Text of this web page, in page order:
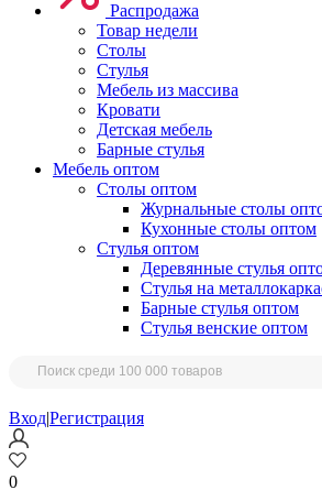
Распродажа
Товар недели
Столы
Стулья
Мебель из массива
Кровати
Детская мебель
Барные стулья
Мебель оптом
Столы оптом
Журнальные столы
Кухонные столы оптом
Стулья оптом
Деревянные стулья
Стулья на
Барные стулья оптом
Стулья венские оптом
Вход|Регистрация
0